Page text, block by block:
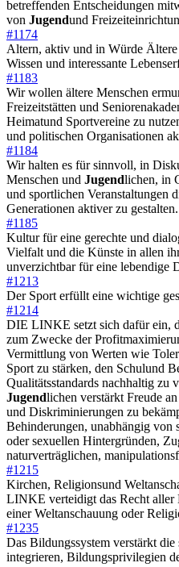
betreffenden Entscheidungen
von Jugendund
#1174
Altern, aktiv und in Würde
Wissen und interessante
#1183
Wir wollen ältere Menschen
Freizeitstätten und
Heimatund Sportvereine zu
und politischen Organisationen
#1184
Wir halten es für sinnvoll, in
Menschen und Jugendlichen, in
und sportlichen Veranstaltungen
Generationen aktiver zu gestalten.
#1185
Kultur für eine gerechte und
Vielfalt und die Künste in allen
unverzichtbar für eine lebendige
#1213
Der Sport erfüllt eine wichtige
#1214
DIE LINKE setzt sich dafür ein,
zum Zwecke der
Vermittlung von Werten wie
Sport zu stärken, den Schulund
Qualitätsstandards nachhaltig zu
Jugendlichen verstärkt Freude
und Diskriminierungen zu
Behinderungen, unabhängig von
oder sexuellen Hintergründen,
naturverträglichen,
#1215
Kirchen, Religionsund
LINKE verteidigt das Recht aller
einer Weltanschauung oder
#1235
Das Bildungssystem verstärkt
integrieren, Bildungsprivilegien